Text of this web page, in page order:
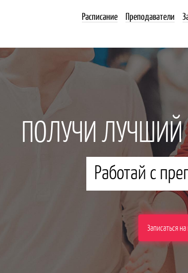
Расписание Преподаватели
ПОЛУЧИ ЛУЧШИЙ
Работай с
Записаться